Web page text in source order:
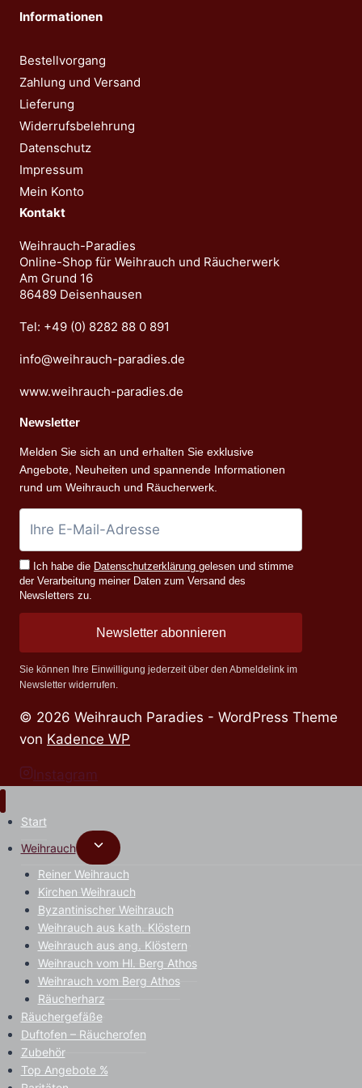
Informationen
Bestellvorgang
Zahlung und Versand
Lieferung
Widerrufsbelehrung
Datenschutz
Impressum
Mein Konto
Kontakt
Weihrauch-Paradies
Online-Shop für Weihrauch und Räucherwerk
Am Grund 16
86489 Deisenhausen
Tel: +49 (0) 8282 88 0 891
info@weihrauch-paradies.de
www.weihrauch-paradies.de
Newsletter
Melden Sie sich an und erhalten Sie exklusive
Angebote, Neuheiten und spannende Informationen
rund um Weihrauch und Räucherwerk.
Ich habe die Datenschutzerklärung gelesen und stimme
der Verarbeitung meiner Daten zum Versand des
Newsletters zu.
Newsletter abonnieren
Sie können Ihre Einwilligung jederzeit über den Abmeldelink im
Newsletter widerrufen.
© 2026 Weihrauch Paradies - WordPress Theme
von Kadence WP
Instagram
Start
Weihrauch
Untermenü
umschalten
Reiner Weihrauch
Kirchen Weihrauch
Byzantinischer Weihrauch
Weihrauch aus kath. Klöstern
Weihrauch aus ang. Klöstern
Weihrauch vom Hl. Berg Athos
Weihrauch vom Berg Athos
Räucherharz
Räuchergefäße
Duftofen – Räucherofen
Zubehör
Top Angebote %